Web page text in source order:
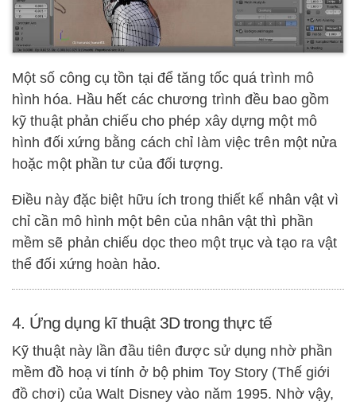
Một số công cụ tồn tại để tăng tốc quá trình mô
hình hóa. Hầu hết các chương trình đều bao gồm
kỹ thuật phản chiếu cho phép xây dựng một mô
hình đối xứng bằng cách chỉ làm việc trên một nửa
hoặc một phần tư của đối tượng.
Điều này đặc biệt hữu ích trong thiết kế nhân vật vì
chỉ cần mô hình một bên của nhân vật thì phần
mềm sẽ phản chiếu dọc theo một trục và tạo ra vật
thể đối xứng hoàn hảo.
4. Ứng dụng kĩ thuật 3D trong thực tế
Kỹ thuật này lần đầu tiên được sử dụng nhờ phần
mềm đồ hoạ vi tính ở bộ phim Toy Story (Thế giới
đồ chơi) của Walt Disney vào năm 1995. Nhờ vậy,